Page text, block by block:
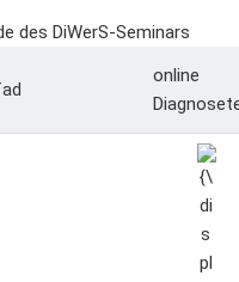
des DiWerS-Seminars
online